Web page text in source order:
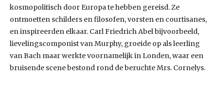
kosmopolitisch door Europa te hebben gereisd. Ze
ontmoetten schilders en filosofen, vorsten en courtisanes,
en inspireerden elkaar. Carl Friedrich Abel bijvoorbeeld,
lievelingscomponist van Murphy, groeide op als leerling
van Bach maar werkte voornamelijk in Londen, waar een
bruisende scene bestond rond de beruchte Mrs. Cornelys.